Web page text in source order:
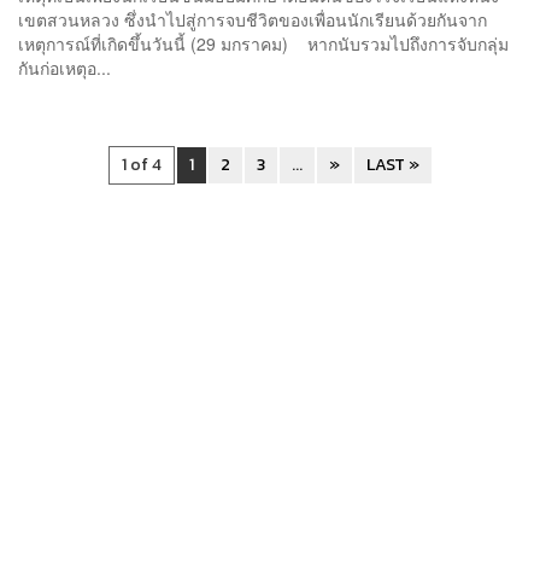
เขตสวนหลวง ซึ่งนำไปสู่การจบชีวิตของเพื่อนนักเรียนด้วยกันจาก
เหตุการณ์ที่เกิดขึ้นวันนี้ (29 มกราคม) หากนับรวมไปถึงการจับกลุ่ม
กันก่อเหตุอ...
1 of 4 1 2 3 ... » LAST »